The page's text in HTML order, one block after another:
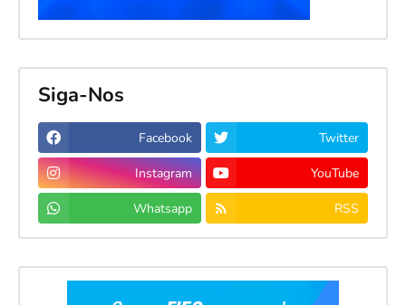
Siga-Nos
Facebook Twitter
Instagram YouTube
Whatsapp RSS